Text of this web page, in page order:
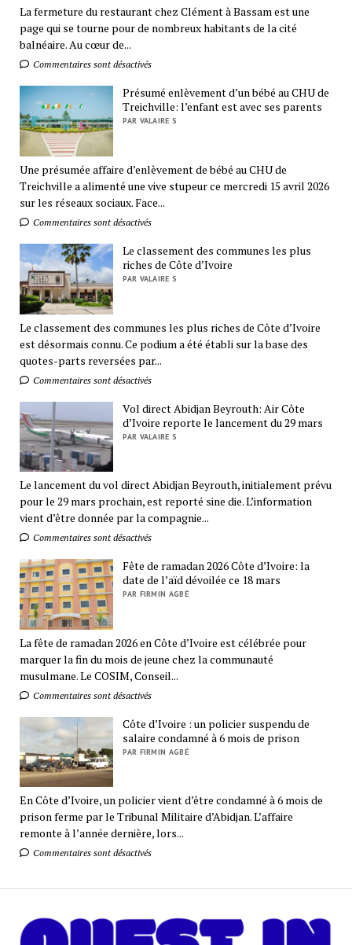
La fermeture du restaurant chez Clément à Bassam est une
page qui se tourne pour de nombreux habitants de la cité
balnéaire. Au cœur de...
Commentaires sont désactivés
Présumé enlèvement d’un bébé au CHU de
Treichville: l’enfant est avec ses parents
PAR VALAIRE S
Une présumée affaire d’enlèvement de bébé au CHU de
Treichville a alimenté une vive stupeur ce mercredi 15 avril 2026
sur les réseaux sociaux. Face...
Commentaires sont désactivés
Le classement des communes les plus
riches de Côte d’Ivoire
PAR VALAIRE S
Le classement des communes les plus riches de Côte d’Ivoire
est désormais connu. Ce podium a été établi sur la base des
quotes-parts reversées par...
Commentaires sont désactivés
Vol direct Abidjan Beyrouth: Air Côte
d’Ivoire reporte le lancement du 29 mars
PAR VALAIRE S
Le lancement du vol direct Abidjan Beyrouth, initialement prévu
pour le 29 mars prochain, est reporté sine die. L’information
vient d’être donnée par la compagnie...
Commentaires sont désactivés
Fête de ramadan 2026 Côte d’Ivoire: la
date de l’aïd dévoilée ce 18 mars
PAR FIRMIN AGBÉ
La fête de ramadan 2026 en Côte d’Ivoire est célébrée pour
marquer la fin du mois de jeune chez la communauté
musulmane. Le COSIM, Conseil...
Commentaires sont désactivés
Côte d’Ivoire : un policier suspendu de
salaire condamné à 6 mois de prison
PAR FIRMIN AGBÉ
En Côte d’Ivoire, un policier vient d’être condamné à 6 mois de
prison ferme par le Tribunal Militaire d’Abidjan. L’affaire
remonte à l’année dernière, lors...
Commentaires sont désactivés